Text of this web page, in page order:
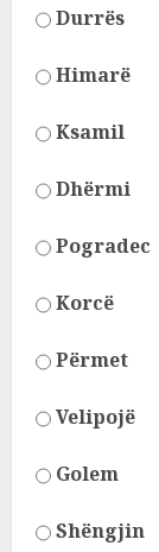
Durrës
Himarë
Ksamil
Dhërmi
Pogradec
Korcë
Përmet
Velipojë
Golem
Shëngjin